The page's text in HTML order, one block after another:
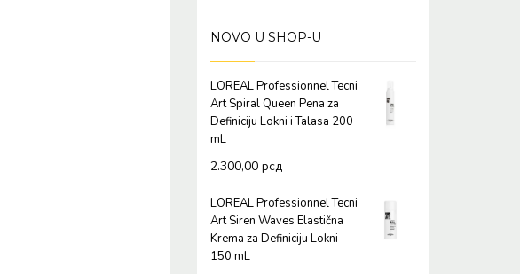
NOVO U SHOP-U
LOREAL Professionnel Tecni
Art Spiral Queen Pena za
Definiciju Lokni i Talasa 200
mL
2.300,00 рсд
LOREAL Professionnel Tecni
Art Siren Waves Elastična
Krema za Definiciju Lokni
150 mL